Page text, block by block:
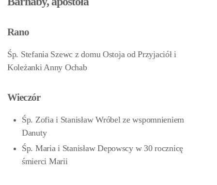
Rano
Śp. Stefania Szewc z domu Ostoja od Przyjaciół i
Koleżanki Anny Ochab
Wieczór
Śp. Zofia i Stanisław Wróbel ze wspomnieniem
Danuty
Śp. Maria i Stanisław Depowscy w 30 rocznicę
śmierci Marii